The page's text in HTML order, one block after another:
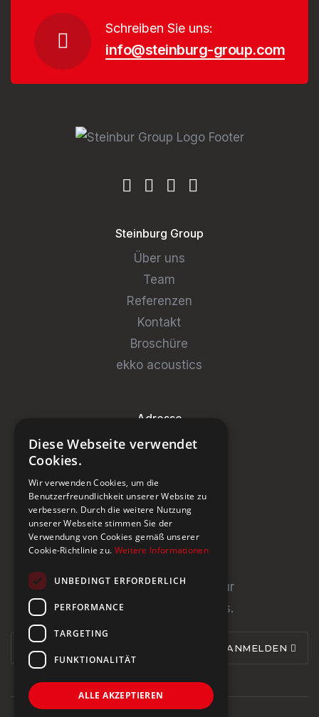
Schreiben Sie uns:
info@steinburg-group.com
Steinburg Group
Über uns
Team
Referenzen
Kontakt
Broschüre
ekko acoustics
Adresse
Steinburg Group GmbH
CH-5466 Kaiserstuhl
+41 43 433 00 25
Newsletter abonnieren für
Neuigkeiten und Updates.
ANMELDEN
Diese Webseite verwendet
Cookies.
Wir verwenden Cookies, um die
Benutzerfreundlichkeit unserer Website zu
verbessern. Durch die weitere Nutzung
unserer Webseite stimmen Sie der
Verwendung von Cookies gemäß unserer
Cookie-Richtlinie zu. Weitere Informationen
UNBEDINGT ERFORDERLICH
PERFORMANCE
TARGETING
FUNKTIONALITÄT
ALLE AKZEPTIEREN